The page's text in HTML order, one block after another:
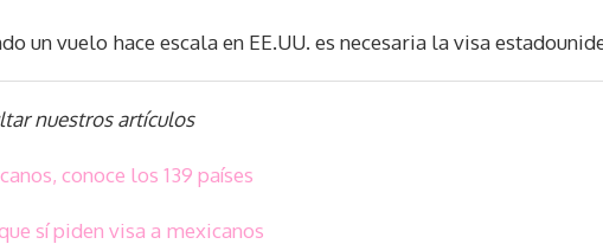
un vuelo hace escala en EE.UU. es necesaria la visa
nuestros artículos
conoce los 139 países
sí piden visa a mexicanos